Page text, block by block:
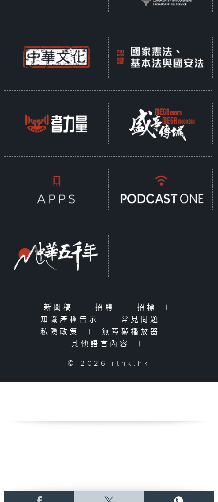
新聞稿 | 招聘 | 招標
|
知識產權告示
| 常見問題
|
私隱政策
| 無障礙播放器
|
其他語言內容
|
© 2026 rthk.hk